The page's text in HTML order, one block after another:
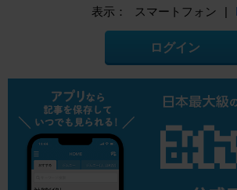
表示： スマートフォン
ログイン